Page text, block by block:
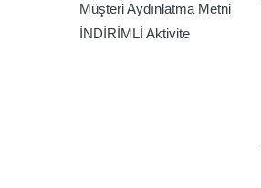
Müşteri Aydınlatma Metni
İNDİRİMLİ Aktivite